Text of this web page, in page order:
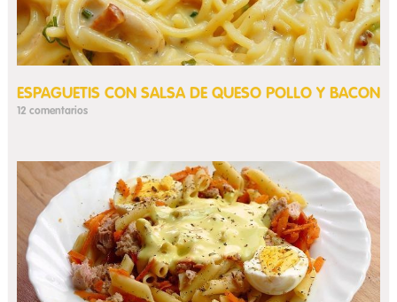
ESPAGUETIS CON SALSA DE QUESO POLLO Y BACON
12 comentarios